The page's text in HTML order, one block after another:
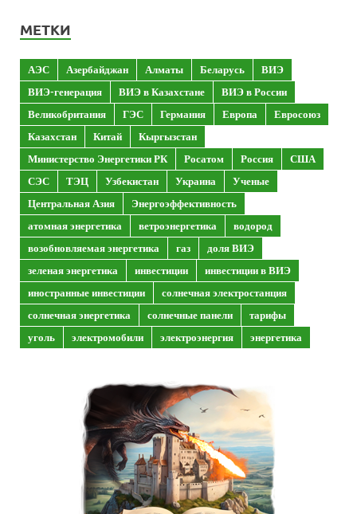
МЕТКИ
АЭС Азербайджан Алматы Беларусь
ВИЭ
ВИЭ-генерация
ВИЭ в Казахстане
ВИЭ в России
Великобритания
ГЭС Германия Европа
Евросоюз
Казахстан
Китай
Кыргызстан
Министерство Энергетики РК
Росатом Россия
США
СЭС
ТЭЦ Узбекистан Украина
Ученые
Центральная Азия
Энергоэффективность
атомная энергетика
ветроэнергетика
водород
возобновляемая энергетика
газ
доля ВИЭ
зеленая энергетика
инвестиции
инвестиции в ВИЭ
иностранные инвестиции
солнечная электростанция
солнечная энергетика
солнечные панели
тарифы
уголь
электромобили электроэнергия энергетика